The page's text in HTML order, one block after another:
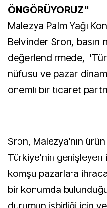
ÖNGÖRÜYORUZ"
Malezya Palm Yağı
Belvinder Sron, basın
değerlendirmede,
nüfusu ve pazar
önemli bir ticaret
Sron, Malezya'nın
Türkiye'nin
komşu pazarlara
bir konumda
durumun işbirliği için